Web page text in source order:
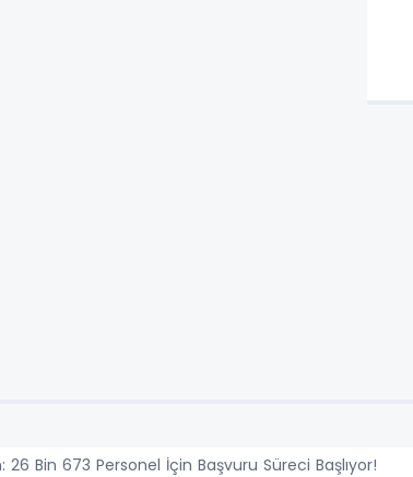
26 Bin 673 Personel İçin Başvuru Süreci Başlıyor!